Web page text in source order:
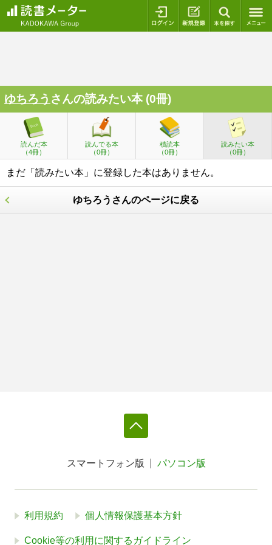
ログイン 新規登録
ゆちろう さんの読みたい本 (0冊)
読んだ本
（4冊）
読んでる本
（0冊）
積読本
（0冊）
読みたい本
（0冊）
まだ「読みたい本」に登録した本はありません。
ゆちろうさんのページに戻る
スマートフォン版 パソコン版
利用規約 個人情報保護基本方針
Cookie等の利用に関するガイドライン